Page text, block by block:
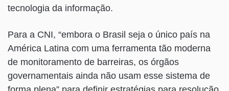
tecnologia da informação.
Para a CNI, “embora o Brasil seja o único país na
América Latina com uma ferramenta tão moderna
de monitoramento de barreiras, os órgãos
governamentais ainda não usam esse sistema de